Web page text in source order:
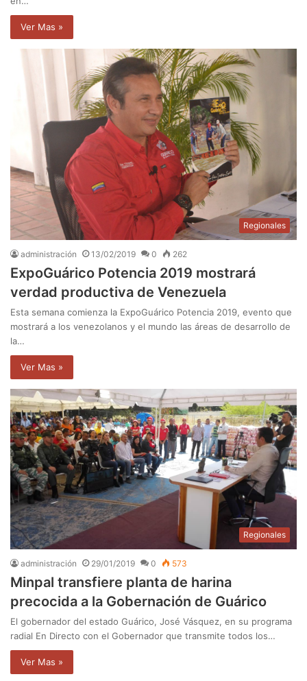
Ver Mas »
Regionales
administración 13/02/2019 0 262
ExpoGuárico Potencia 2019 mostrará
verdad productiva de Venezuela
Esta semana comienza la ExpoGuárico Potencia 2019, evento que
mostrará a los venezolanos y el mundo las áreas de desarrollo de
la…
Ver Mas »
Regionales
administración 29/01/2019 0 573
Minpal transfiere planta de harina
precocida a la Gobernación de Guárico
El gobernador del estado Guárico, José Vásquez, en su programa
radial En Directo con el Gobernador que transmite todos los…
Ver Mas »